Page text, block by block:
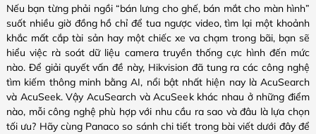
Nếu bạn từng phải ngồi “bán lưng cho ghế, bán mắt cho màn hình”
suốt nhiều giờ đồng hồ chỉ để tua ngược video, tìm lại một khoảnh
khắc mất cắp tài sản hay một chiếc xe va chạm trong bãi, bạn sẽ
hiểu việc rà soát dữ liệu camera truyền thống cực hình đến mức
nào. Để giải quyết vấn đề này, Hikvision đã tung ra các công nghệ
tìm kiếm thông minh bằng AI, nổi bật nhất hiện nay là AcuSearch
và AcuSeek. Vậy AcuSearch và AcuSeek khác nhau ở những điểm
nào, mỗi công nghệ phù hợp với nhu cầu ra sao và đâu là lựa chọn
tối ưu? Hãy cùng Panaco so sánh chi tiết trong bài viết dưới đây để